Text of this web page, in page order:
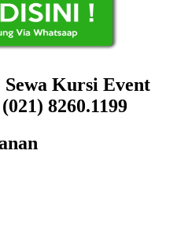
Kursi Event
8260.1199